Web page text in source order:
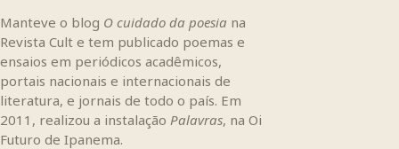
Manteve o blog O cuidado da poesia na
Revista Cult e tem publicado poemas e
ensaios em periódicos acadêmicos,
portais nacionais e internacionais de
literatura, e jornais de todo o país. Em
2011, realizou a instalação Palavras, na Oi
Futuro de Ipanema.